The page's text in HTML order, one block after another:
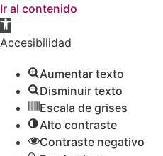
Ir al contenido
Abrir
barra
herramientas
Accesibilidad
Aumentar texto
Disminuir texto
Escala de grises
Alto contraste
Contraste negativo